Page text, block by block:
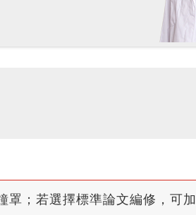
罩；若選擇標準論文編修，可